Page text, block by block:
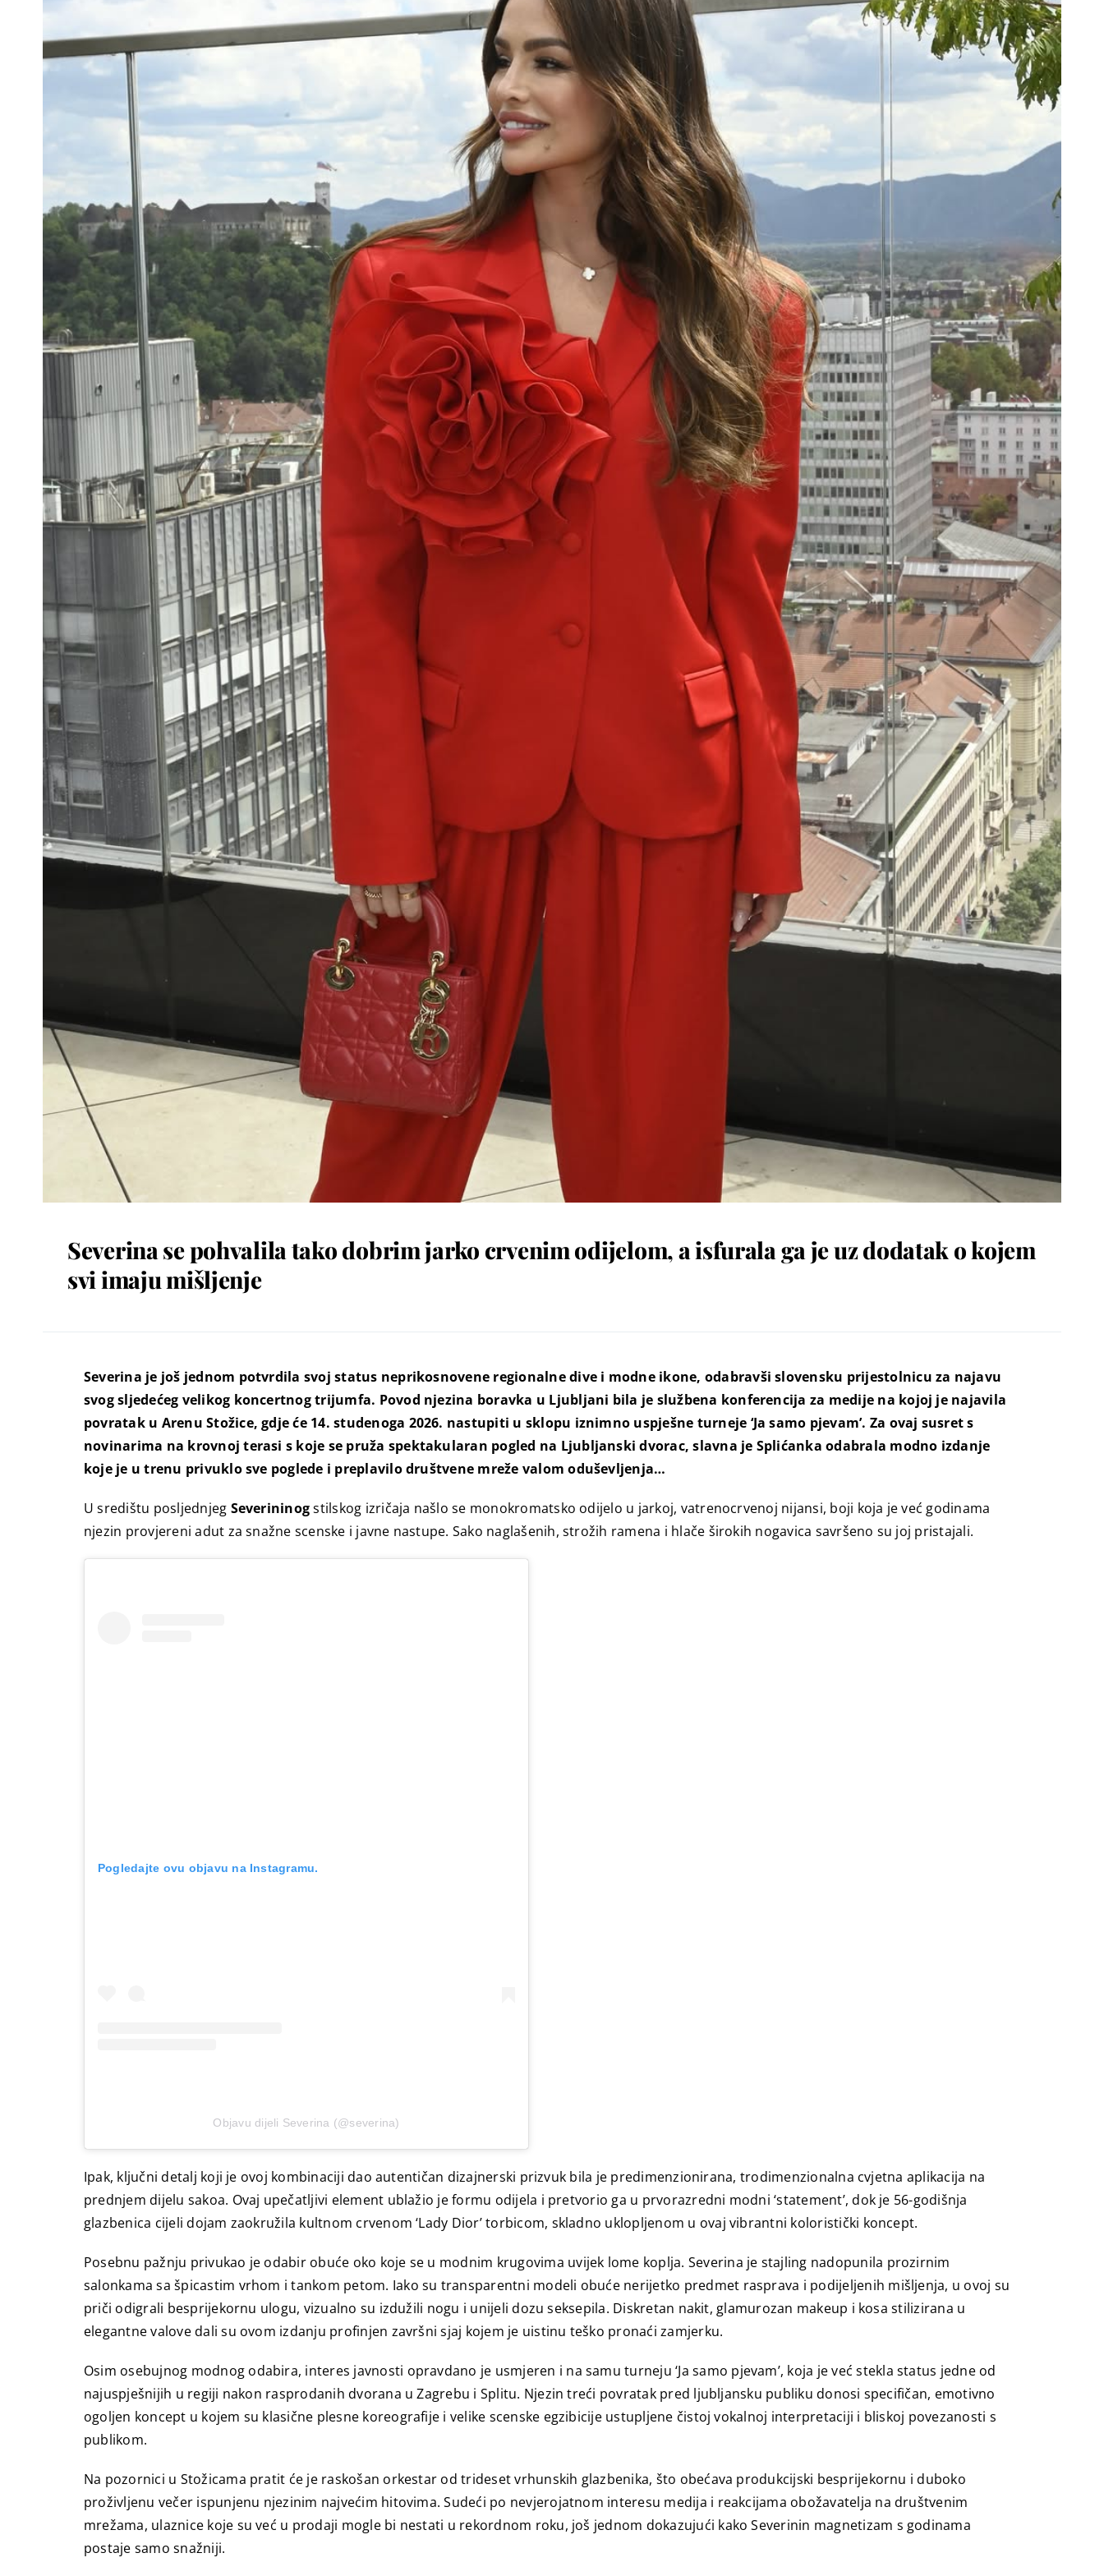
Severina se pohvalila tako dobrim jarko crvenim odijelom, a isfurala ga je uz dodatak o kojem
svi imaju mišljenje
Severina je još jednom potvrdila svoj status neprikosnovene regionalne dive i modne ikone, odabravši slovensku prijestolnicu za najavu
svog sljedećeg velikog koncertnog trijumfa. Povod njezina boravka u Ljubljani bila je službena konferencija za medije na kojoj je najavila
povratak u Arenu Stožice, gdje će 14. studenoga 2026. nastupiti u sklopu iznimno uspješne turneje ‘Ja samo pjevam’. Za ovaj susret s
novinarima na krovnoj terasi s koje se pruža spektakularan pogled na Ljubljanski dvorac, slavna je Splićanka odabrala modno izdanje
koje je u trenu privuklo sve poglede i preplavilo društvene mreže valom oduševljenja…
U središtu posljednjeg Severininogstilskog izričaja našlo se monokromatsko odijelo u jarkoj, vatrenocrvenoj nijansi, boji koja je već godinama
njezin provjereni adut za snažne scenske i javne nastupe. Sako naglašenih, strožih ramena i hlače širokih nogavica savršeno su joj pristajali.
Pogledajte ovu objavu na Instagramu.
Objavu dijeli Severina (@severina)
Ipak, ključni detalj koji je ovoj kombinaciji dao autentičan dizajnerski prizvuk bila je predimenzionirana, trodimenzionalna cvjetna aplikacija na
prednjem dijelu sakoa. Ovaj upečatljivi element ublažio je formu odijela i pretvorio ga u prvorazredni modni ‘statement’, dok je 56-godišnja
glazbenica cijeli dojam zaokružila kultnom crvenom ‘Lady Dior’ torbicom, skladno uklopljenom u ovaj vibrantni koloristički koncept.
Posebnu pažnju privukao je odabir obuće oko koje se u modnim krugovima uvijek lome koplja. Severina je stajling nadopunila prozirnim
salonkama sa špicastim vrhom i tankom petom. Iako su transparentni modeli obuće nerijetko predmet rasprava i podijeljenih mišljenja, u ovoj su
priči odigrali besprijekornu ulogu, vizualno su izdužili nogu i unijeli dozu seksepila. Diskretan nakit, glamurozan makeup i kosa stilizirana u
elegantne valove dali su ovom izdanju profinjen završni sjaj kojem je uistinu teško pronaći zamjerku.
Osim osebujnog modnog odabira, interes javnosti opravdano je usmjeren i na samu turneju ‘Ja samo pjevam’, koja je već stekla status jedne od
najuspješnijih u regiji nakon rasprodanih dvorana u Zagrebu i Splitu. Njezin treći povratak pred ljubljansku publiku donosi specifičan, emotivno
ogoljen koncept u kojem su klasične plesne koreografije i velike scenske egzibicije ustupljene čistoj vokalnoj interpretaciji i bliskoj povezanosti s
publikom.
Na pozornici u Stožicama pratit će je raskošan orkestar od trideset vrhunskih glazbenika, što obećava produkcijski besprijekornu i duboko
proživljenu večer ispunjenu njezinim najvećim hitovima. Sudeći po nevjerojatnom interesu medija i reakcijama obožavatelja na društvenim
mrežama, ulaznice koje su već u prodaji mogle bi nestati u rekordnom roku, još jednom dokazujući kako Severinin magnetizam s godinama
postaje samo snažniji.